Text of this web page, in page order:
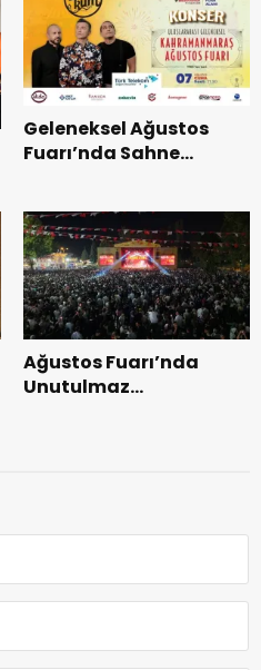
Geleneksel Ağustos
Fuarı’nda Sahne
Ağustos Fuarı’nda
Unutulmaz